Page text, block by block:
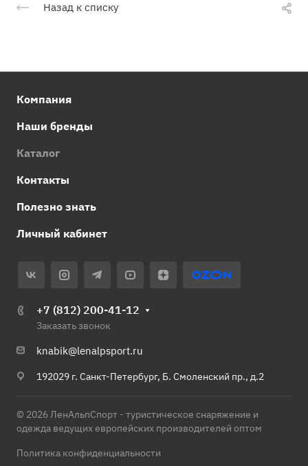
Назад к списку
Компания
Наши бренды
Каталог
Контакты
Полезно знать
Личный кабинет
+7 (812) 200-41-12
Заказать звонок
knabik@lenalpsport.ru
192029 г. Санкт-Петербург, Б. Смоленский пр., д.2
© 2026 ЛенАльпСпорт - туристическое снаряжение и
одежда ведущих европейских производителей оптом
Политика конфиденциальности